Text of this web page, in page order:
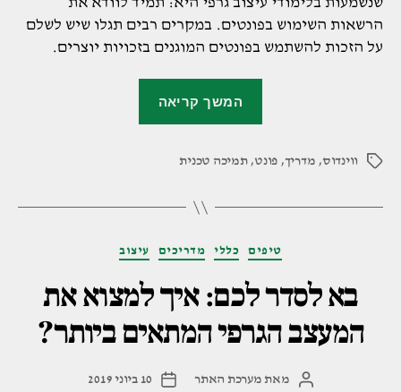
הרשאות השימוש בפונטים. במקרים רבים תגלו שיש לשלם
על הזכות להשתמש בפונטים המוגנים בזכויות יוצרים.
המשך קריאה
תגיותווינדוס, מדריך, פונט,תמיכה טכנית
קטגוריות טיפים כללי מדריכים עיצוב
בא לסדר לכם: איך למצוא את
המעצב הגרפי המתאים ביותר?
המחבר
מאת מערכת האתר
תאריך
10 ביוני 2019